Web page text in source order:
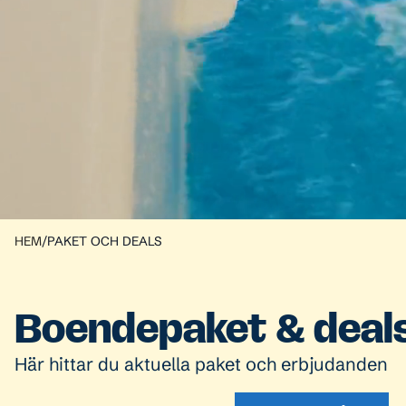
HEM/PAKET OCH DEALS
Boendepaket &
Här hittar du aktuella paket och erbjudanden